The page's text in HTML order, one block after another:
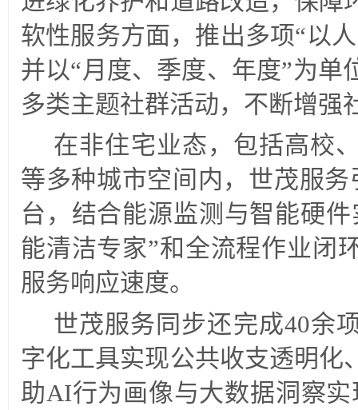
软性服务方面，推出多项“以
并以“月度、季度、年度”为单
多类主题社群活动，不断增强
在非住宅业态，包括高校
等多种城市空间内，世茂服
台，结合能源监测与智能硬
能清洁专家”和全流程作业闭
服务响应速度。
世茂服务同步还完成40余
字化工具实现公共收支透明化
助AI行为画像与大数据洞察